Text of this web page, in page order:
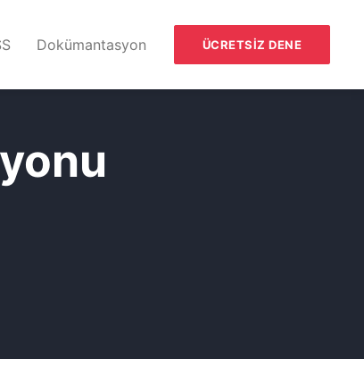
Dokümantasyon ÜCRETSIZ DENE